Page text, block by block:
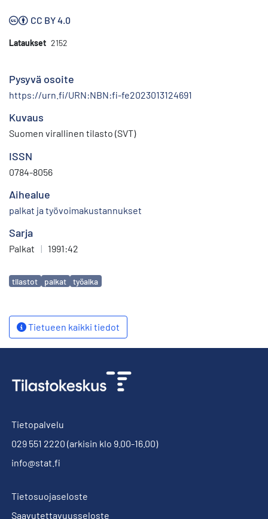
CC BY 4.0
Lataukset 2152
Pysyvä osoite
https://urn.fi/URN:NBN:fi-fe2023013124691
Kuvaus
Suomen virallinen tilasto (SVT)
ISSN
0784-8056
Aihealue
palkat ja työvoimakustannukset
Sarja
Palkat | 1991:42
Avainsanat
tilastot palkat työaika
Tietueen kaikki tiedot
Tietopalvelu
029 551 2220 (arkisin klo 9.00-16.00)
info@stat.fi
Tietosuojaseloste
Saavutettavuusseloste